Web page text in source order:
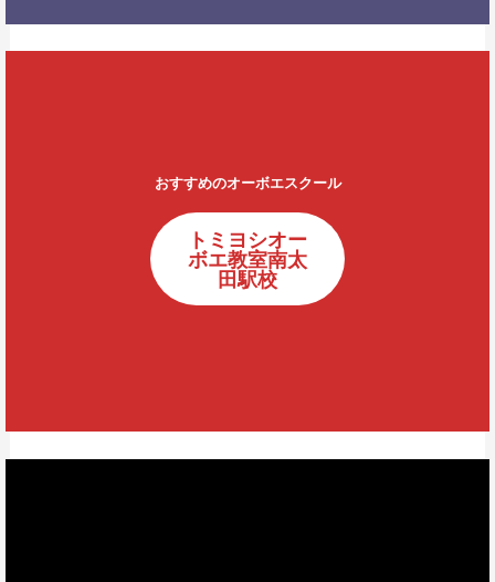
おすすめのオーボエスクール
トミヨシオー
ボエ教室南太
田駅校